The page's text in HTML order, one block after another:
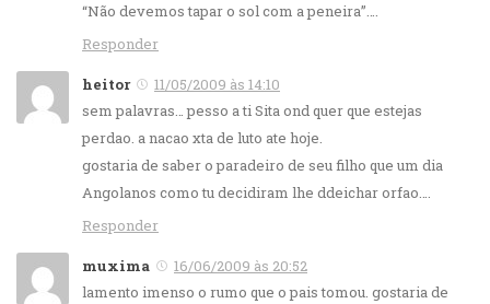
“Não devemos tapar o sol com a peneira”….
Responder
heitor
11/05/2009 às 14:10
sem palavras… pesso a ti Sita ond quer que estejas
perdao. a nacao xta de luto ate hoje.
gostaria de saber o paradeiro de seu filho que um dia
Angolanos como tu decidiram lhe ddeichar orfao….
Responder
muxima
16/06/2009 às 20:52
lamento imenso o rumo que o pais tomou. gostaria de